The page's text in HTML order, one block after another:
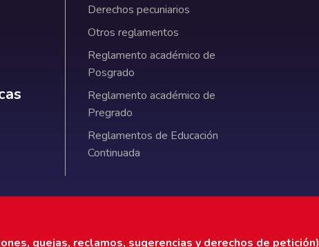
institucionales
Derechos pecuniarios
Otros reglamentos
Reglamento académico de
Posgrado
Reglamento académico de
Pregrado
Reglamentos de Educación
Continuada
quejas, reclamos, sugerencias y derechos de petición)